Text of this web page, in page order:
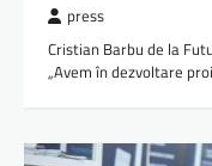
press
Cristian Barbu de la
„Avem în dezvoltare